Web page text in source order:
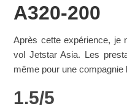
A320-200
Après cette expérience, je
vol Jetstar Asia. Les
même pour une compagnie
1.5/5